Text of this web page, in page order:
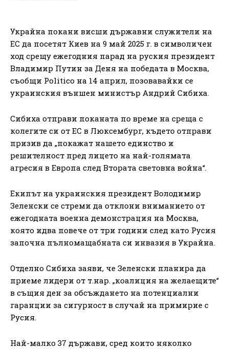
Украйна покани висши държавни служители на
ЕС да посетят Киев на 9 май 2025 г. в символичен
ход срещу ежегодния парад на руския президент
Владимир Путин за Деня на победата в Москва,
съобщи Politico на 14 април, позовавайки се
украинския външен министър Андрий Сибиха.
Сибиха отправи поканата по време на среща с
колегите си от ЕС в Люксембург, където отправи
призив да „покажат нашето единство и
решителност пред лицето на най-голямата
агресия в Европа след Втората световна война“.
Екипът на украинския президент Володимир
Зеленски се стреми да отклони вниманието от
ежегодната военна демонстрация на Москва,
която идва повече от три години след като Русия
започна пълномащабната си инвазия в Украйна.
Отделно Сибиха заяви, че Зеленски планира да
приеме лидери от т.нар. „коалиция на желаещите“
в същия ден за обсъждането на потенциални
гаранции за сигурност в случай на примирие с
Русия.
Най-малко 37 държави, сред които няколко